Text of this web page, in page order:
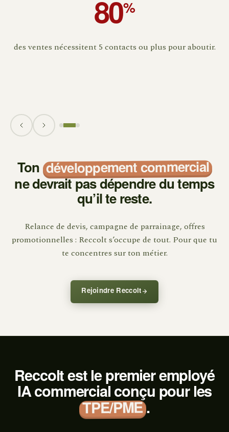
80%
des ventes nécessitent 5 contacts ou plus pour aboutir.
Ton développement commercial
ne devrait pas dépendre du temps
qu’il te reste.
Relance de devis, campagne de parrainage, offres
promotionnelles : Reccolt s’occupe de tout. Pour que tu
te concentres sur ton métier.
Rejoindre Reccolt
Reccolt est le premier employé
IA commercial conçu pour les
TPE/PME .